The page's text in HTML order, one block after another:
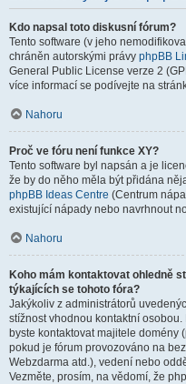
Kdo napsal toto diskusní fórum?
Tento software (v jeho
chráněn autorskými právy phpBB
General Public License verze 2
více informací se podívejte na
Nahoru
Proč ve fóru není funkce XY?
Tento software byl napsán a je
že by do něho měla být přidána
phpBB Ideas Centre (Centrum
existující nápady nebo navrhnout
Nahoru
Koho mám kontaktovat ohledně
týkajících se tohoto fóra?
Jakýkoliv z administrátorů
stížnost vhodnou kontaktní
byste kontaktovat majitele domény
pokud je fórum provozováno na
Webzdarma atd.), vedení nebo
Vezměte, prosím, na vědomí, že